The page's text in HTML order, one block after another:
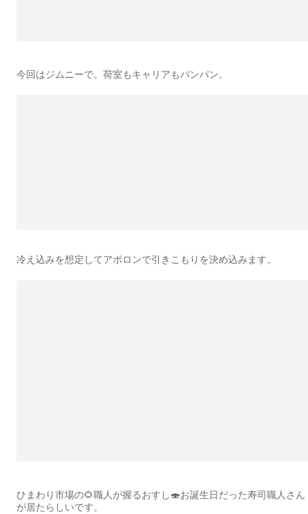
今回はジムニーで。荷室もキャリアもパンパン。
冷え込みを想定してアポロンで引きこもりを決め込みます。
ひまわり市場の🌻職人が握るおすし🍣お誕生日だった寿司職人さん
が居たらしいです。